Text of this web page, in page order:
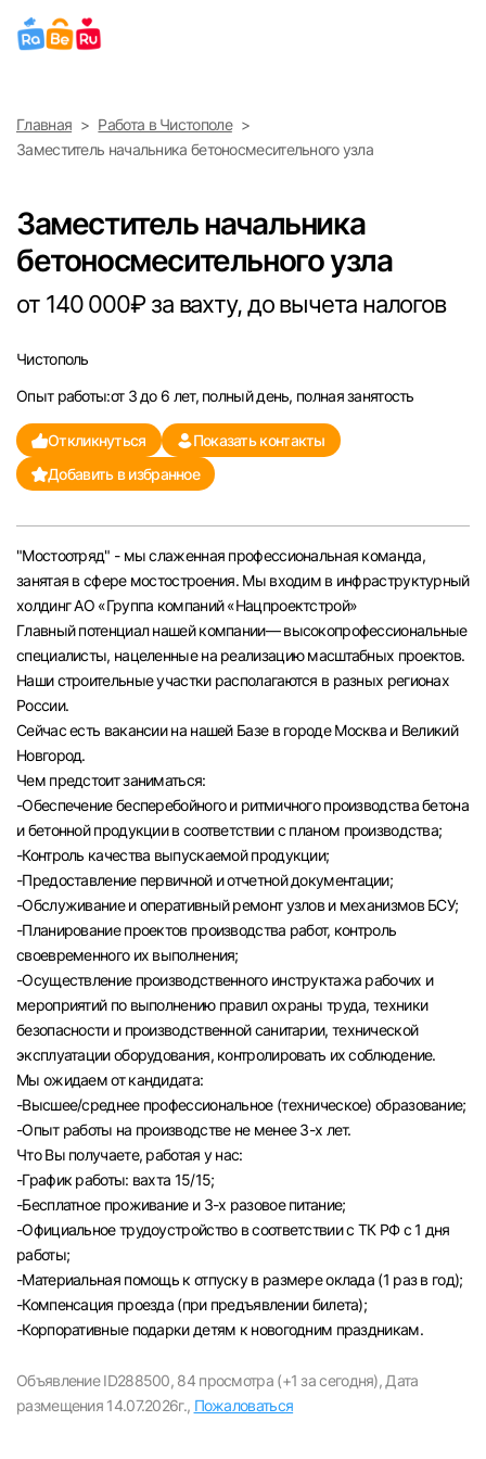
Найти работу Найти сотрудника
Выберите город
Санкт-Петербург
Саратов
Казань
Пермь
Самара
Оренбург
Волгоград
Ульяновск
Курган
Уфа
Вход в личный кабинет
вакансии с контактами и оставлять отклики
E-mail или Телефон
Главная
Работа в Чистополе
Заместитель начальника бетоносмесительного узла
Заместитель начальника
бетоносмесительного узла
от 140 000₽ за вахту, до вычета налогов
Чистополь
Опыт работы:от 3 до 6 лет, полный день, полная занятость
Откликнуться
Показать контакты
Добавить в избранное
"Мостоотряд" - мы слаженная профессиональная команда,
занятая в сфере мостостроения. Мы входим в инфраструктурный
холдинг АО «Группа компаний «Нацпроектстрой»
Главный потенциал нашей компании— высокопрофессиональные
специалисты, нацеленные на реализацию масштабных проектов.
Наши строительные участки располагаются в разных регионах
России.
Сейчас есть вакансии на нашей Базе в городе Москва и Великий
Новгород.
Чем предстоит заниматься:
-Обеспечение бесперебойного и ритмичного производства бетона
и бетонной продукции в соответствии с планом производства;
-Контроль качества выпускаемой продукции;
-Предоставление первичной и отчетной документации;
-Обслуживание и оперативный ремонт узлов и механизмов БСУ;
-Планирование проектов производства работ, контроль
своевременного их выполнения;
-Осуществление производственного инструктажа рабочих и
мероприятий по выполнению правил охраны труда, техники
безопасности и производственной санитарии, технической
эксплуатации оборудования, контролировать их соблюдение.
Мы ожидаем от кандидата:
-Высшее/среднее профессиональное (техническое) образование;
-Опыт работы на производстве не менее 3-х лет.
Что Вы получаете, работая у нас:
-График работы: вахта 15/15;
-Бесплатное проживание и 3-х разовое питание;
-Официальное трудоустройство в соответствии с ТК РФ с 1 дня
работы;
-Материальная помощь к отпуску в размере оклада (1 раз в год);
-Компенсация проезда (при предъявлении билета);
-Корпоративные подарки детям к новогодним праздникам.
Объявление ID288500, 84 просмотра (+1 за сегодня), Дата
размещения 14.07.2026г., Пожаловаться